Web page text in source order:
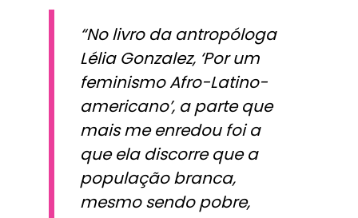
“No livro da antropóloga
Lélia Gonzalez, ‘Por um
feminismo Afro-Latino-
americano’, a parte que
mais me enredou foi a
que ela discorre que a
população branca,
mesmo sendo pobre,